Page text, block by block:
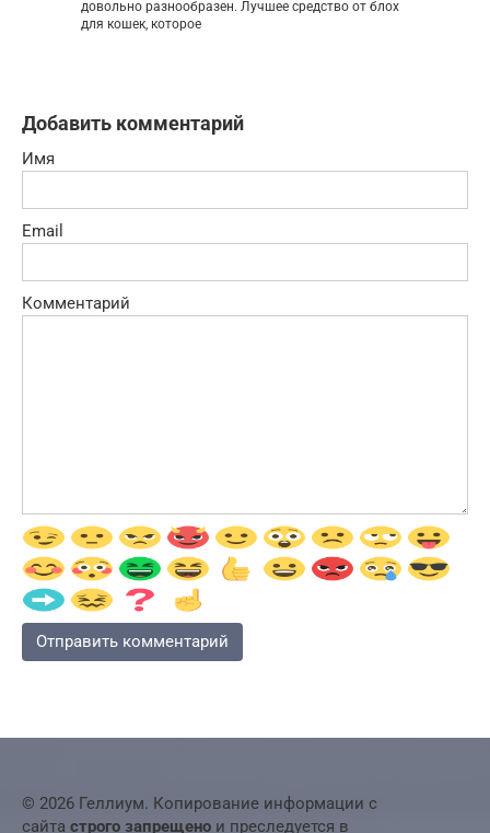
довольно разнообразен. Лучшее средство от блох
для кошек, которое
Добавить комментарий
Имя
Email
Комментарий
© 2026 Геллиум. Копирование информации с
сайта строго запрещено и преследуется в